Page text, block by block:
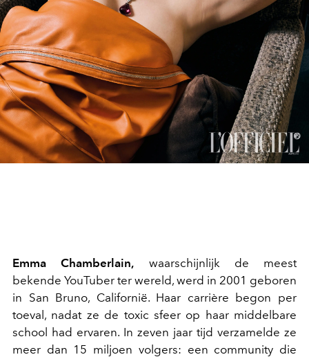
Emma Chamberlain, waarschijnlijk de meest
bekende YouTuber ter wereld, werd in 2001 geboren
in San Bruno, Californië. Haar carrière begon per
toeval, nadat ze de toxic sfeer op haar middelbare
school had ervaren. In zeven jaar tijd verzamelde ze
meer dan 15 miljoen volgers: een community die